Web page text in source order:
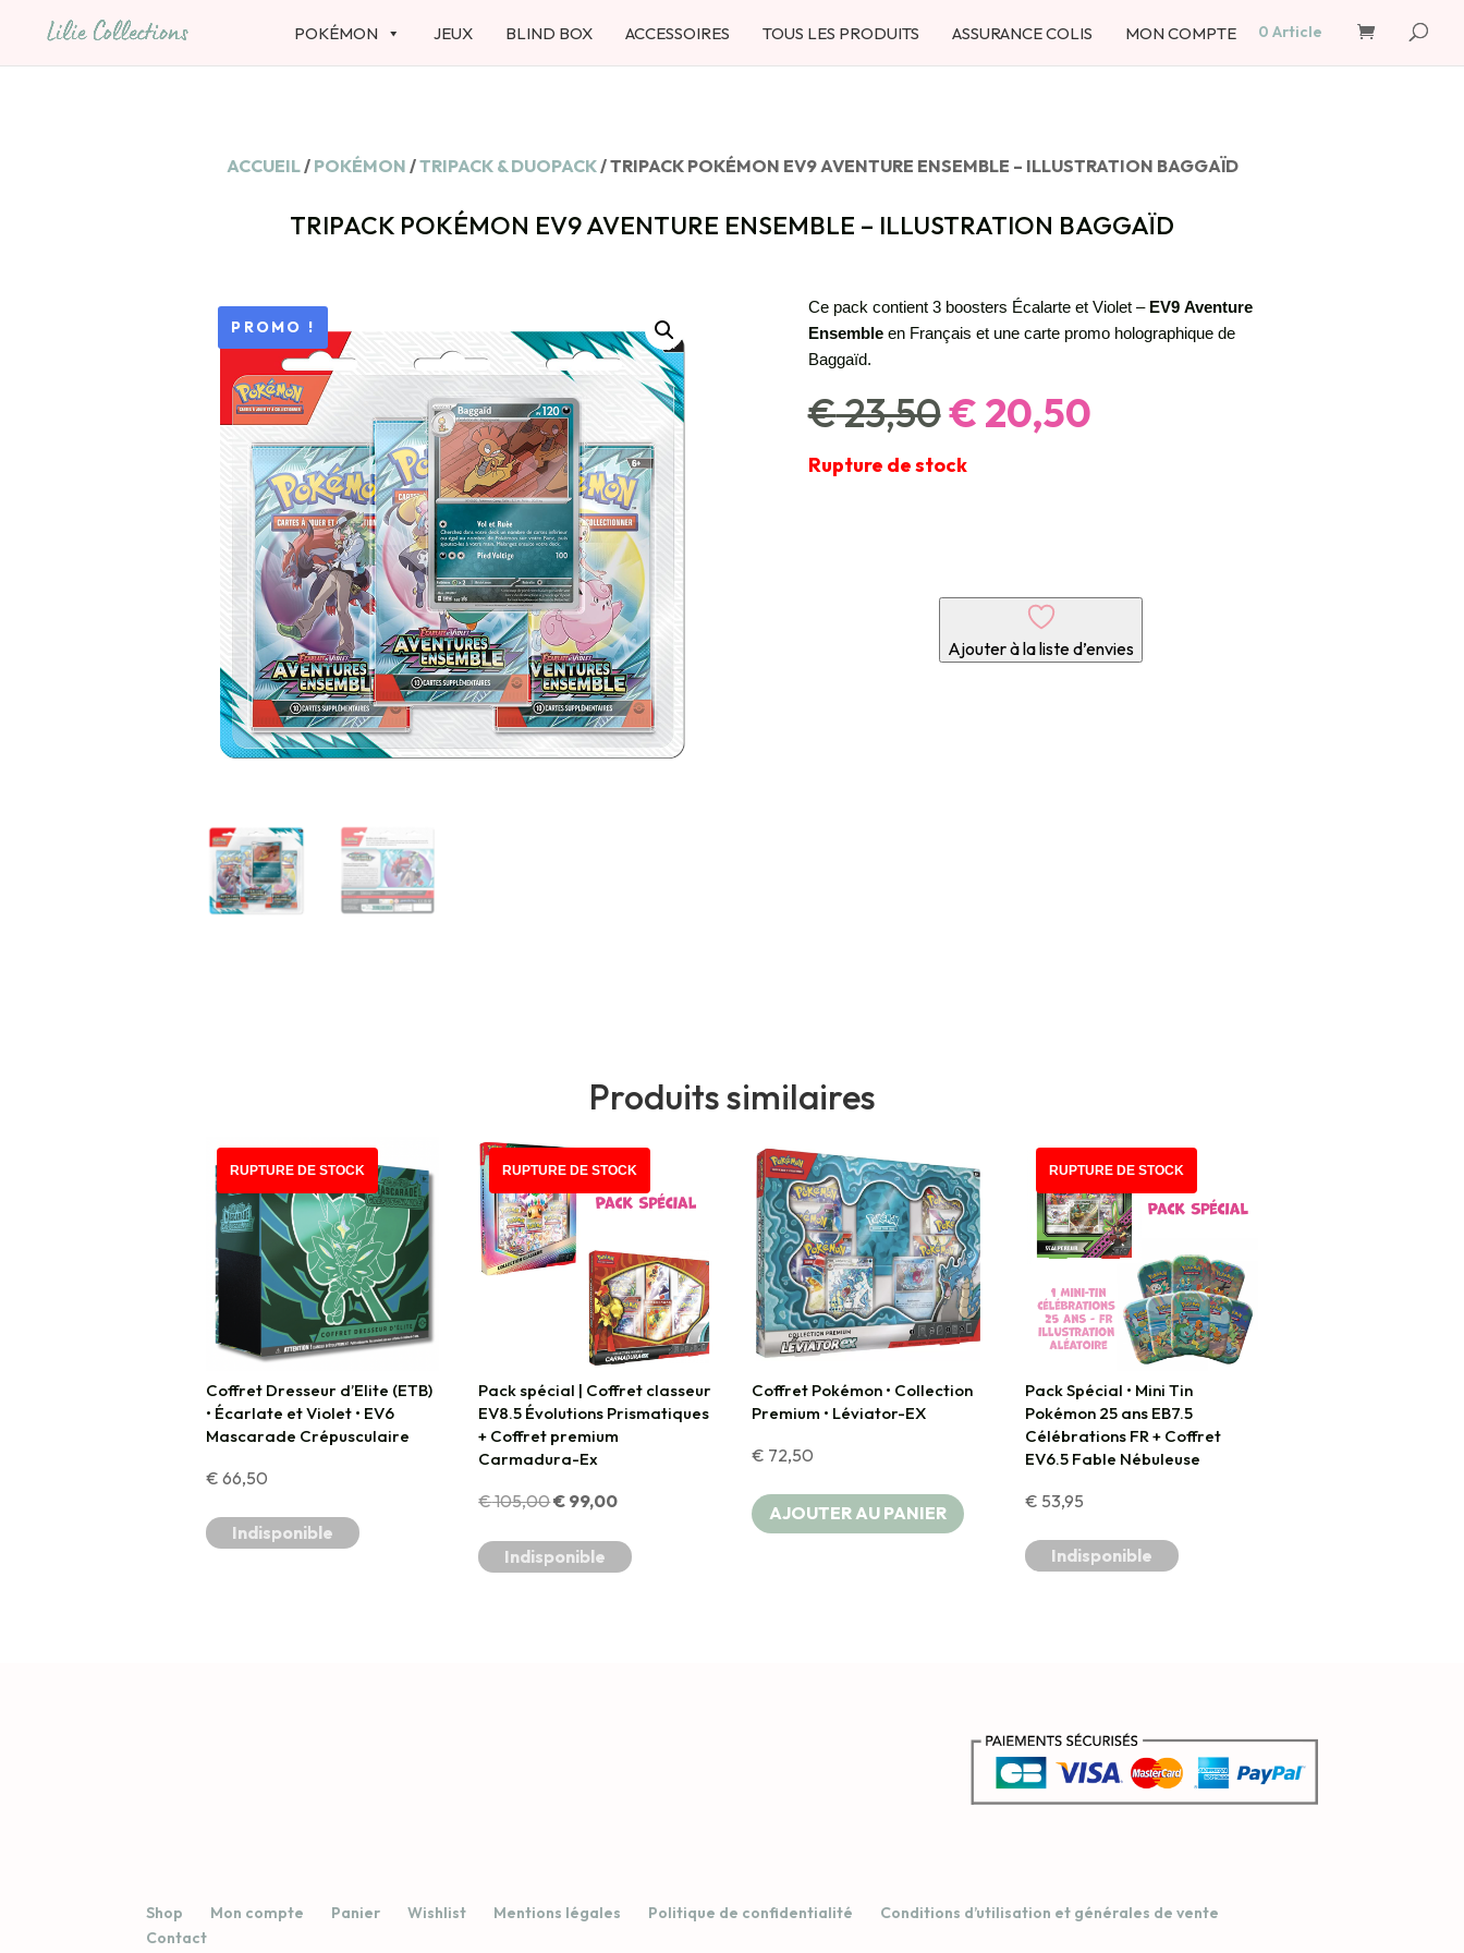
POKÉMON JEUX BLIND BOX ACCESSOIRES TOUS LES PRODUITS ASSURANCE COLIS MON COMPTE 0 Article
produits
ACCUEIL/ POKÉMON /TRIPACK & DUOPACK/ TRIPACK POKÉMON EV9 AVENTURE ENSEMBLE – ILLUSTRATION BAGGAÏD
TRIPACK POKÉMON EV9 AVENTURE ENSEMBLE – ILLUSTRATION BAGGAÏD
PROMO !
Ce pack contient 3 boosters Écalarte et Violet – EV9 Aventure
Ensemble en Français et une carte promo holographique de
Baggaïd.
€23,50Le
prix
initial
était :
€ 20,50Le
Rupture de stock
Ajouter à la liste d’envies
Produits similaires
RUPTURE DE STOCK
Coffret Dresseur d’Elite (ETB)
• Écarlate et Violet • EV6
Mascarade Crépusculaire
€ 66,50
Indisponible
PROMO !
RUPTURE DE STOCK
Pack spécial | Coffret classeur
EV8.5 Évolutions Prismatiques
+ Coffret premium
Carmadura-Ex
€105,00Le
prix
€ 99,00Le
prix
Indisponible
Coffret Pokémon • Collection
Premium • Léviator-EX
€ 72,50
AJOUTER AU PANIER
RUPTURE DE STOCK
Pack Spécial • Mini Tin
Pokémon 25 ans EB7.5
Célébrations FR + Coffret
EV6.5 Fable Nébuleuse
€ 53,95
Indisponible
Shop Mon compte Panier Wishlist Mentions légales Politique de confidentialité
Conditions d’utilisation et générales de vente
Contact